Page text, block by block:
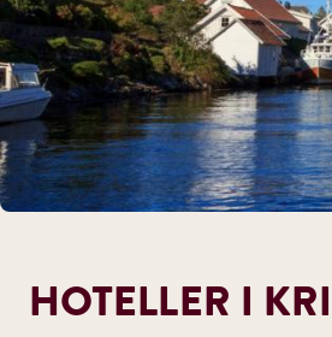
HOTELLER I